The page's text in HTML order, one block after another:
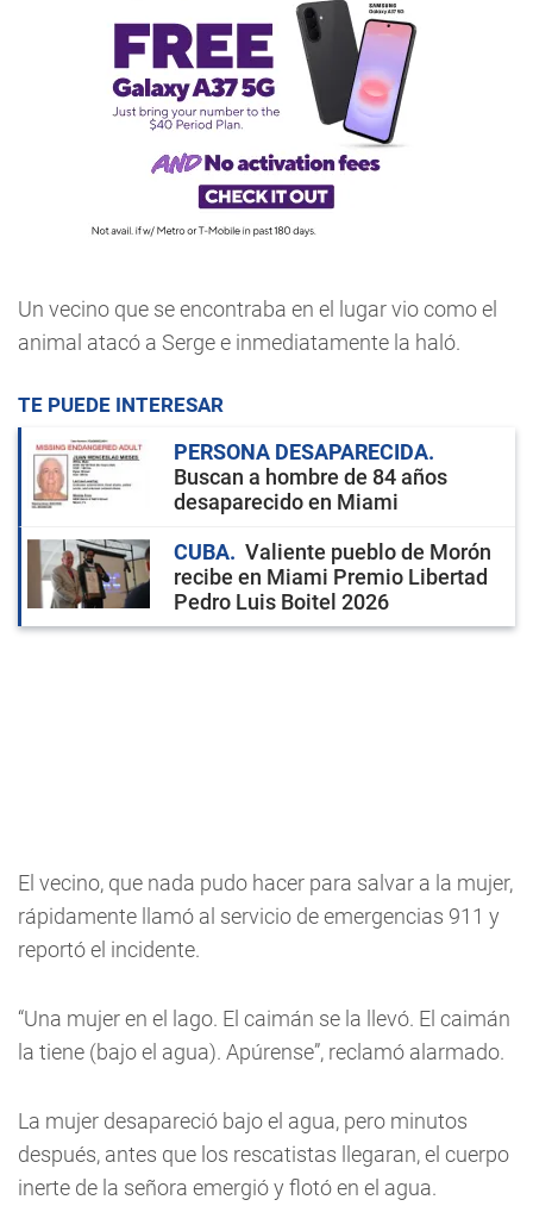
Un vecino que se encontraba en el lugar vio como el
animal atacó a Serge e inmediatamente la haló.
TE PUEDE INTERESAR
PERSONA DESAPARECIDA
Buscan a hombre de 84 años
desaparecido en Miami
CUBA
Valiente pueblo de Morón
recibe en Miami Premio Libertad
Pedro Luis Boitel 2026
El vecino, que nada pudo hacer para salvar a la mujer,
rápidamente llamó al servicio de emergencias 911 y
reportó el incidente.
“Una mujer en el lago. El caimán se la llevó. El caimán
la tiene (bajo el agua). Apúrense”, reclamó alarmado.
La mujer desapareció bajo el agua, pero minutos
después, antes que los rescatistas llegaran, el cuerpo
inerte de la señora emergió y flotó en el agua.